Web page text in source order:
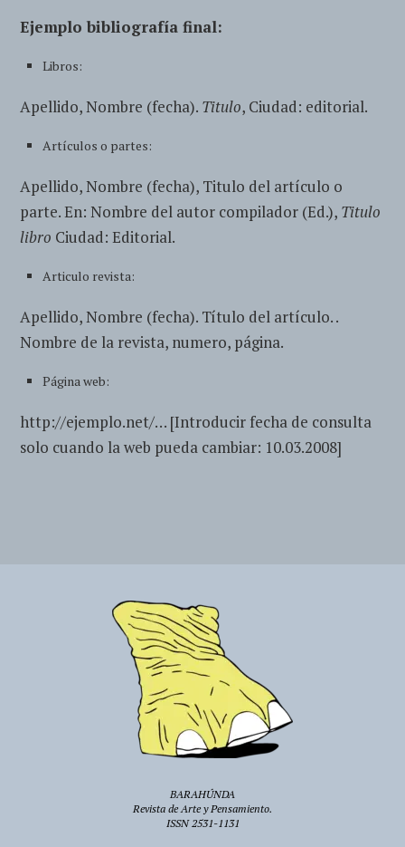
Ejemplo bibliografía final:
Libros:
Apellido, Nombre (fecha). Titulo, Ciudad: editorial.
Artículos o partes:
Apellido, Nombre (fecha), Titulo del artículo o
parte. En: Nombre del autor compilador (Ed.), Titulo
libro Ciudad: Editorial.
Articulo revista:
Apellido, Nombre (fecha). Título del artículo. .
Nombre de la revista, numero, página.
Página web:
http://ejemplo.net/… [Introducir fecha de consulta
solo cuando la web pueda cambiar: 10.03.2008]
BARAHÚNDA
Revista de Arte y Pensamiento.
ISSN 2531-1131